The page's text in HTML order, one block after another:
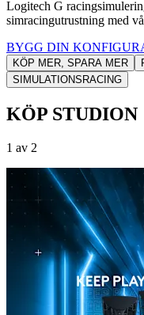
Logitech G
simracingutrustning med
BYGG DIN
KÖP MER, SPARA MER
SIMULATIONSRACING
KÖP STUDION
1 av 2